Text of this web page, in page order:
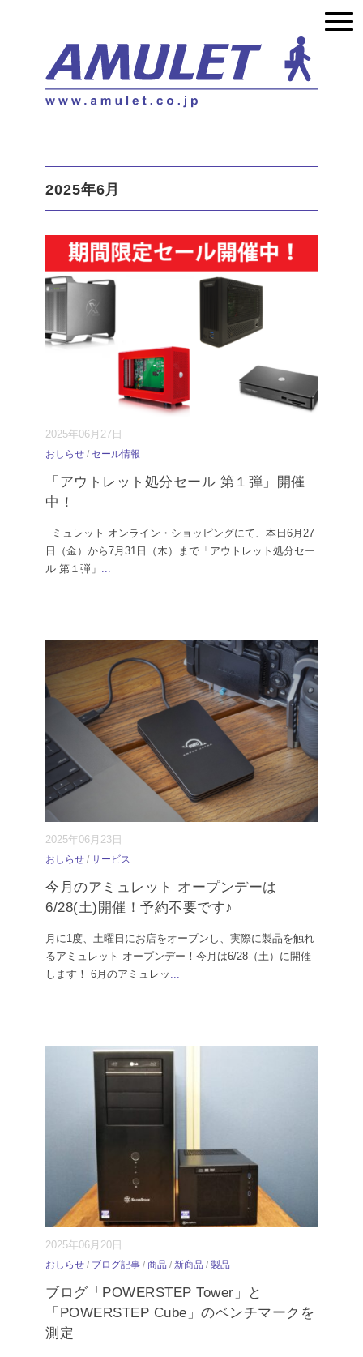
2025年6月
2025年06月27日
おしらせ / セール情報
「アウトレット処分セール 第１弾」開催
中！
ミュレット オンライン・ショッピングにて、本日6月27
日（金）から7月31日（木）まで「アウトレット処分セー
ル 第１弾」 ...
2025年06月23日
おしらせ / サービス
今月のアミュレット オープンデーは
6/28(土)開催！予約不要です♪
月に1度、土曜日にお店をオープンし、実際に製品を触れ
るアミュレット オープンデー！今月は6/28（土）に開催
します！ 6月のアミュレッ ...
2025年06月20日
おしらせ / ブログ記事 / 商品 / 新商品 / 製品
ブログ「POWERSTEP Tower」と
「POWERSTEP Cube」のベンチマークを
測定